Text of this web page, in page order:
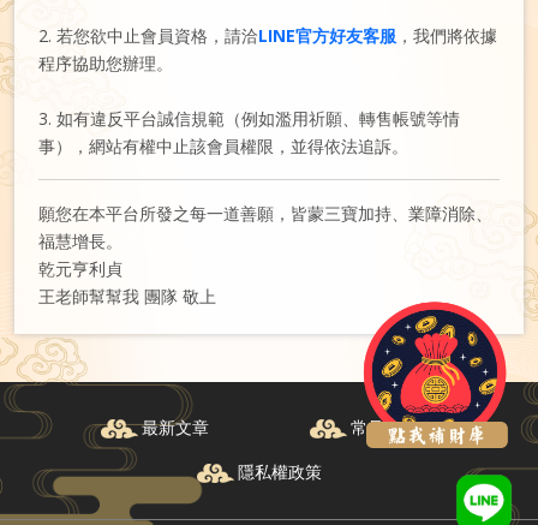
2. 若您欲中止會員資格，請洽LINE官方好友客服 ，我們將依據
程序協助您辦理。
3. 如有違反平台誠信規範（例如濫用祈願、轉售帳號等情
事），網站有權中止該會員權限，並得依法追訴。
願您在本平台所發之每一道善願，皆蒙三寶加持、業障消除、
福慧增長。
乾元亨利貞
王老師幫幫我 團隊 敬上
最新文章
常見問題
隱私權政策